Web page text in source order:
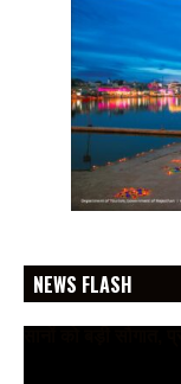
NEWS FLASH